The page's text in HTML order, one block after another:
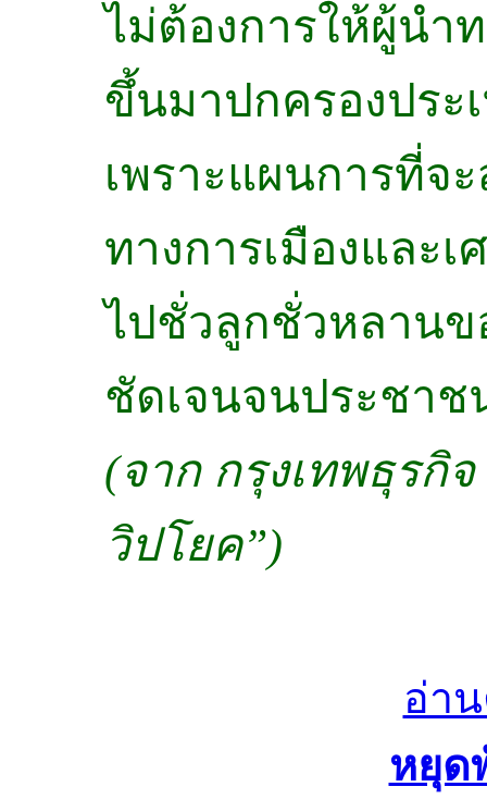
ไม่ต้องการให้ผู้นำ
ขึ้นมาปกครองประ
เพราะแผนการที่จ
ทางการเมืองและเ
ไปชั่วลูกชั่วหลานข
ชัดเจนจนประชาช
(จาก กรุงเทพธุรกิ
วิปโยค”)
อ่า
หยุด